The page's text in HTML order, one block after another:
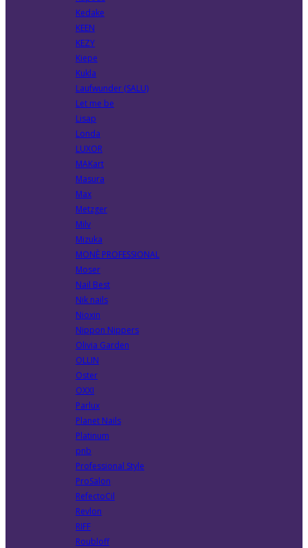
Kedake
KEEN
KEZY
Kiepe
Kukla
Laufwunder (SALU)
Let me be
Lisap
Londa
LUXOR
MAKart
Masura
Max
Metzger
Milv
Mizuka
MONÈ PROFESSIONAL
Moser
Nail Best
Nik nails
Nioxin
Nippon Nippers
Olivia Garden
OLLIN
Oster
OXXI
Parlux
Planet Nails
Platinum
pnb
Professional Style
ProSalon
RefectoCil
Revlon
RIFF
Roubloff